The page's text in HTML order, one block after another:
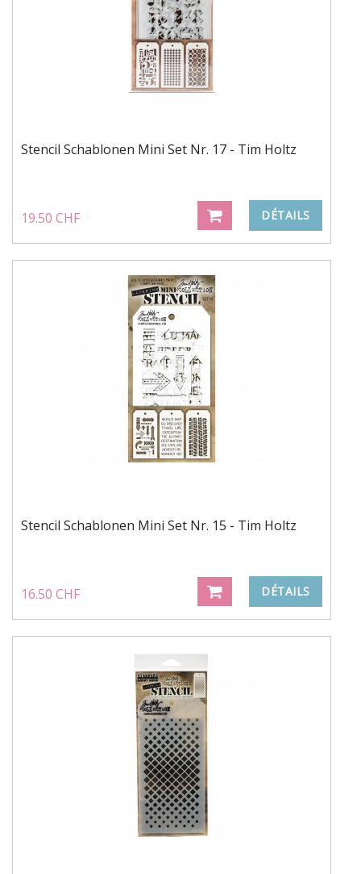
Stencil Schablonen Mini Set Nr. 17 - Tim Holtz
19.50 CHF DÉTAILS
Stencil Schablonen Mini Set Nr. 15 - Tim Holtz
16.50 CHF DÉTAILS